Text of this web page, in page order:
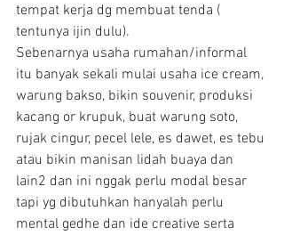
tempat kerja dg membuat tenda (
tentunya ijin dulu).
Sebenarnya usaha rumahan/informal
itu banyak sekali mulai usaha ice cream,
warung bakso, bikin souvenir, produksi
kacang or krupuk, buat warung soto,
rujak cingur, pecel lele, es dawet, es tebu
atau bikin manisan lidah buaya dan
lain2 dan ini nggak perlu modal besar
tapi yg dibutuhkan hanyalah perlu
mental gedhe dan ide creative serta